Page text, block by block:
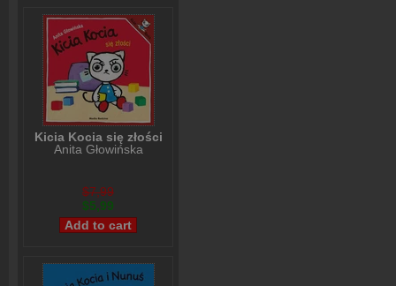
Kicia Kocia się złości
Anita Głowińska
$7,99
$5,99